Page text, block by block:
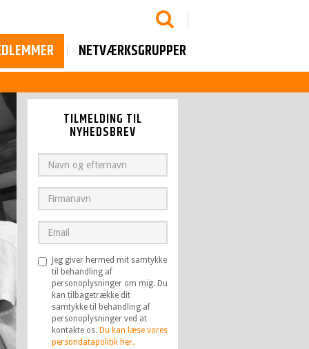
NETVÆRKSGRUPPER
TILMELDING TIL
NYHEDSBREV
Jeg giver hermed mit samtykke
til behandling af
personoplysninger om mig. Du
kan tilbagetrække dit
samtykke til behandling af
personoplysninger ved at
kontakte os. Du kan læse vores
persondatapolitik her.